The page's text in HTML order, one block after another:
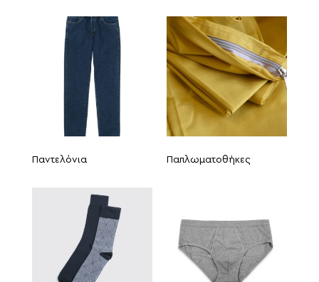
Παντελόνια Παπλωματοθήκες